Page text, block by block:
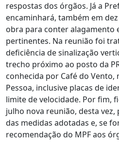
respostas dos órgãos. Já a
encaminhará, também em
obra para conter alagamento
pertinentes. Na reunião foi
deficiência de sinalização
trecho próximo ao posto da
conhecida por Café do
Pessoa, inclusive placas de
limite de velocidade. Por fim,
julho nova reunião, desta vez,
das medidas adotadas e, se
recomendação do MPF aos